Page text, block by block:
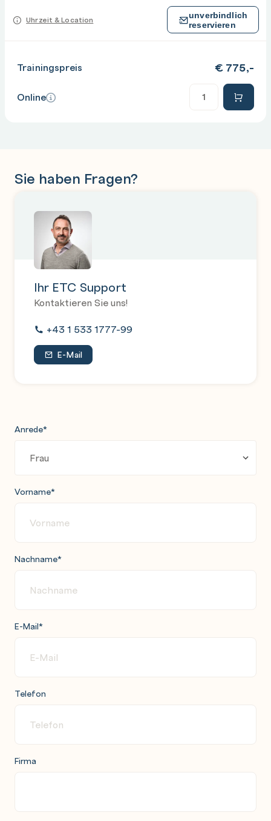
Uhrzeit & Location
unverbindlich
reservieren
Trainingspreis €775,-
Online
Sie haben Fragen?
Ihr ETC Support
Kontaktieren Sie uns!
+43 1 533 1777-99
E-Mail
Anrede*
Vorname*
Nachname*
E-Mail*
Telefon
Firma